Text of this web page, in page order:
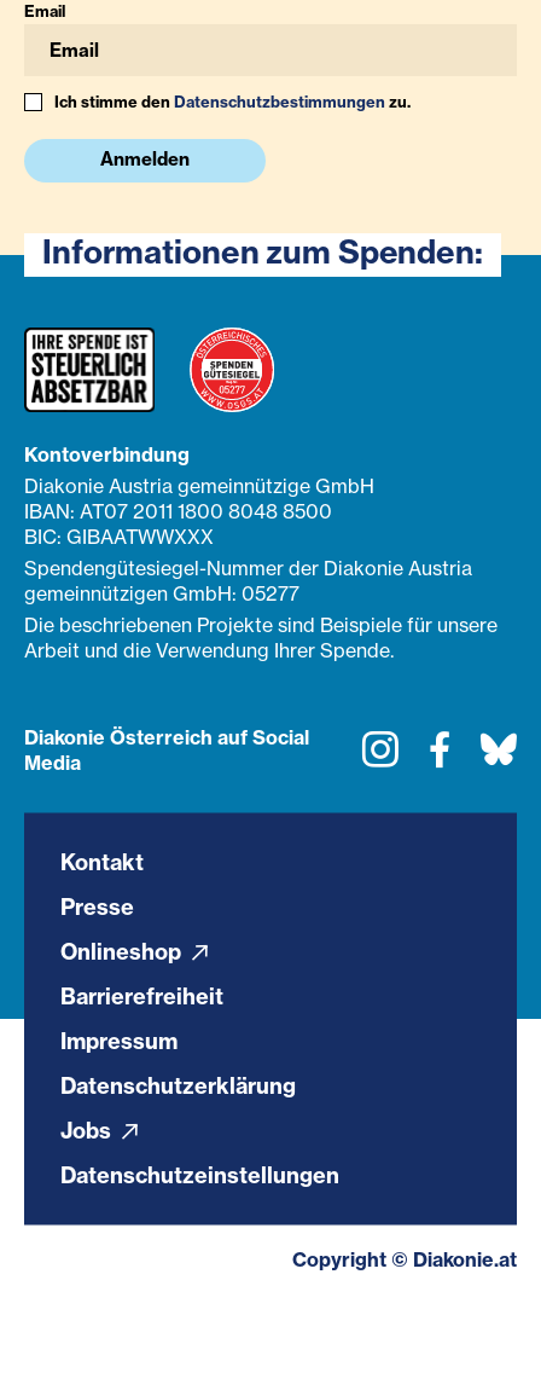
Email
Ich stimme denDatenschutzbestimmungenzu.
Anmelden
Informationen zum Spenden:
Kontoverbindung
Diakonie Austria gemeinnützige GmbH
IBAN: AT07 2011 1800 8048 8500
BIC: GIBAATWWXXX
Spendengütesiegel-Nummer der Diakonie Austria
gemeinnützigen GmbH: 05277
Die beschriebenen Projekte sind Beispiele für unsere
Arbeit und die Verwendung Ihrer Spende.
Diakonie Österreich auf Social
Media
Instagram
Kontakt
Presse
Onlineshop
Barrierefreiheit
Impressum
Datenschutzerklärung
Jobs
Datenschutzeinstellungen
Copyright © Diakonie.at